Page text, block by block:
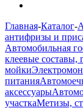
Главная-Каталог-
антифризы и
Автомобильная
клеевые составы,
мойки
питания
аксессуары
участкаМетизы,